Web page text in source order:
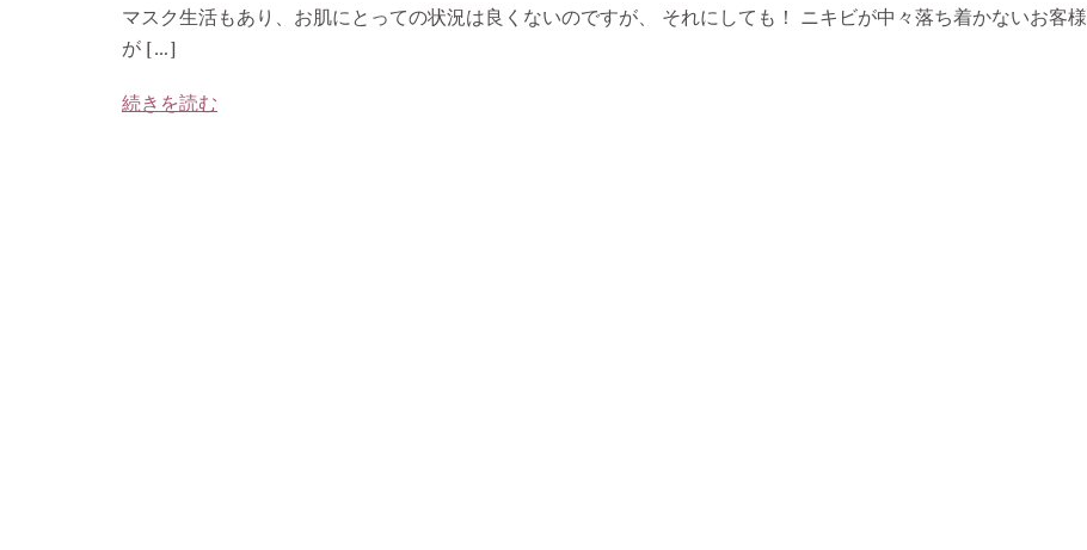
マスク生活もあり、お肌にとっての状況は良くないのですが、 それにしても！ ニキビが中々落ち着かないお客様
が […]
続きを読む